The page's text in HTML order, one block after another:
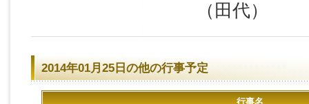
（田代）
2014年01月25日の他の行事予定
行事名